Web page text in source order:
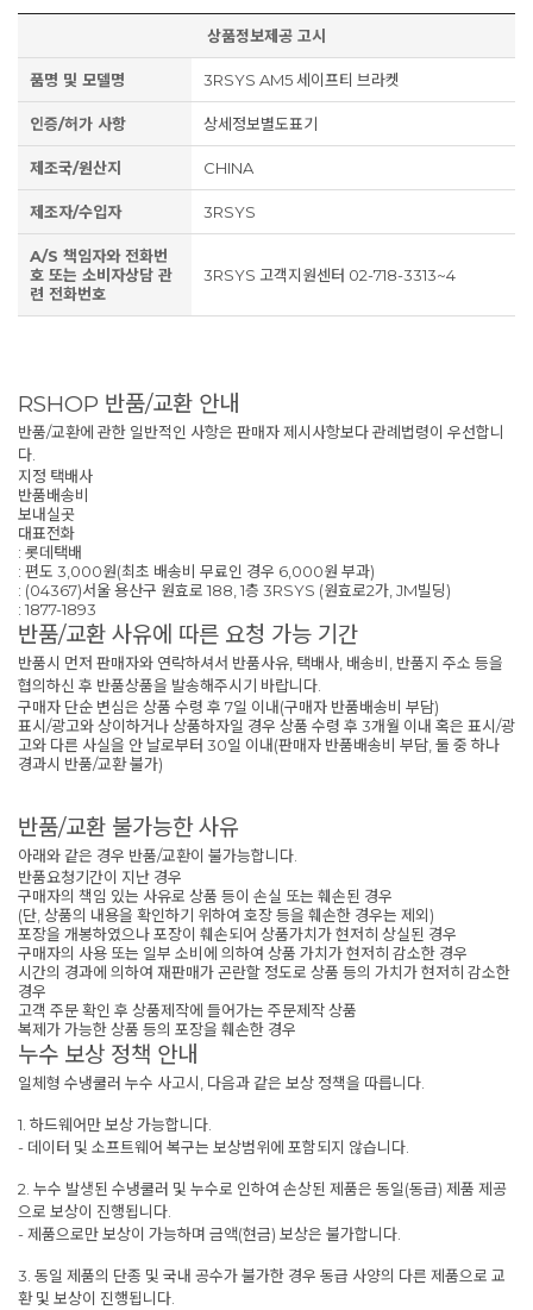
상품정보제공 고시
품명 및 모델명 3RSYS AM5 세이프티 브라켓
인증/허가 사항 상세정보별도표기
제조국/원산지 CHINA
제조자/수입자 3RSYS
A/S 책임자와 전화번
호 또는 소비자상담 관
련 전화번호
3RSYS 고객지원센터 02-718-3313~4
RSHOP 반품/교환 안내
반품/교환에 관한 일반적인 사항은 판매자 제시사항보다 관례법령이 우선합니
다.
지정 택배사
반품배송비
보내실곳
대표전화
: 롯데택배
: 편도 3,000원(최초 배송비 무료인 경우 6,000원 부과)
: (04367)서울 용산구 원효로 188, 1층 3RSYS (원효로2가, JM빌딩)
: 1877-1893
반품/교환 사유에 따른 요청 가능 기간
반품시 먼저 판매자와 연락하셔서 반품사유, 택배사, 배송비, 반품지 주소 등을
협의하신 후 반품상품을 발송해주시기 바랍니다.
구매자 단순 변심은 상품 수령 후 7일 이내(구매자 반품배송비 부담)
표시/광고와 상이하거나 상품하자일 경우 상품 수령 후 3개월 이내 혹은 표시/광
고와 다른 사실을 안 날로부터 30일 이내(판매자 반품배송비 부담, 둘 중 하나
경과시 반품/교환 불가)
반품/교환 불가능한 사유
아래와 같은 경우 반품/교환이 불가능합니다.
반품요청기간이 지난 경우
구매자의 책임 있는 사유로 상품 등이 손실 또는 훼손된 경우
(단, 상품의 내용을 확인하기 위하여 호장 등을 훼손한 경우는 제외)
포장을 개봉하였으나 포장이 훼손되어 상품가치가 현저히 상실된 경우
구매자의 사용 또는 일부 소비에 의하여 상품 가치가 현저히 감소한 경우
시간의 경과에 의하여 재판매가 곤란할 정도로 상품 등의 가치가 현저히 감소한
경우
고객 주문 확인 후 상품제작에 들어가는 주문제작 상품
복제가 가능한 상품 등의 포장을 훼손한 경우
누수 보상 정책 안내
일체형 수냉쿨러 누수 사고시, 다음과 같은 보상 정책을 따릅니다.
1. 하드웨어만 보상 가능합니다.
- 데이터 및 소프트웨어 복구는 보상범위에 포함되지 않습니다.
2. 누수 발생된 수냉쿨러 및 누수로 인하여 손상된 제품은 동일(동급) 제품 제공
으로 보상이 진행됩니다.
- 제품으로만 보상이 가능하며 금액(현금) 보상은 불가합니다.
3. 동일 제품의 단종 및 국내 공수가 불가한 경우 동급 사양의 다른 제품으로 교
환 및 보상이 진행됩니다.